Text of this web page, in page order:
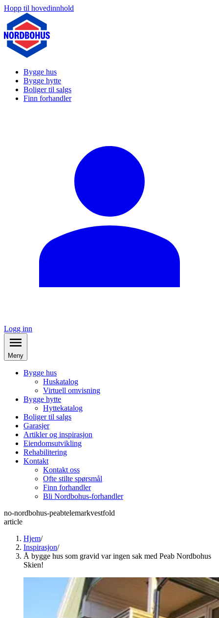
Hopp til hovedinnhold
Bygge hus
Bygge hytte
Boliger til salgs
Finn forhandler
Logg inn
Meny
Bygge hus
Huskatalog
Virtuell omvisning
Bygge hytte
Hyttekatalog
Boliger til salgs
Garasjer
Artikler og inspirasjon
Eiendomsutvikling
Rehabilitering
Kontakt
Kontakt oss
Ofte stilte spørsmål
Finn forhandler
Bli Nordbohus-forhandler
no-nordbohus-peabtelemarkvestfold
article
Hjem/
Inspirasjon/
Å bygge hus som gravid var ingen sak med Peab Nordbohus
Skien!